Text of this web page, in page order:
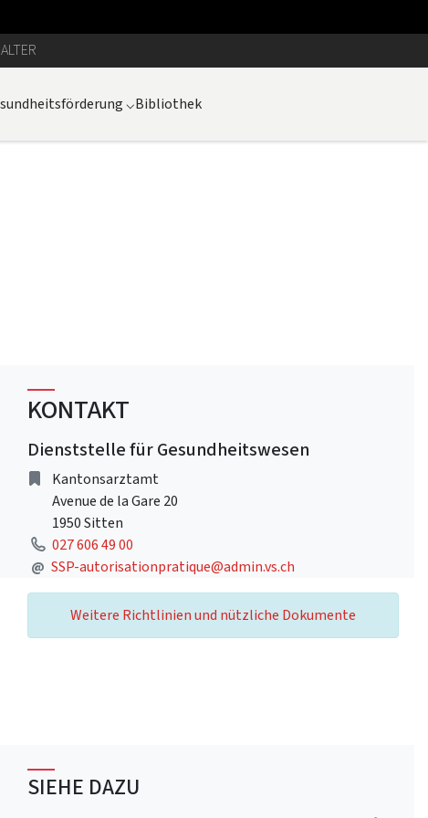
⌵Bibliothek
KONTAKT
Dienststelle für Gesundheitswesen
Adresse
Kantonsarztamt
Avenue de la Gare 20
1950 Sitten
Telefon
027 606 49 00
@ E-Mail Adresse
SSP-autorisationpratique@admin.vs.ch
Weitere Richtlinien und nützliche Dokumente
SIEHE DAZU